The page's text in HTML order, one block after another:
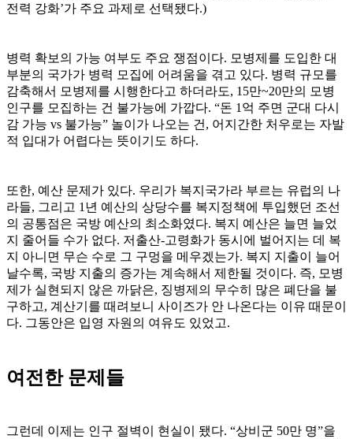
전력 강화’가 주요 과제로 선택됐다.)
병력 확보의 가능 여부도 주요 쟁점이다. 모병제를 도입한 대
부분의 국가가 병력 모집에 어려움을 겪고 있다. 병력 규모를
감축해서 모병제를 시행한다고 하더라도, 15만~20만의 모병
인구를 모집하는 건 불가능에 가깝다. “돈 1억 주면 군대 다시
감 가능 vs 불가능” 놀이가 나오는 건, 어지간한 처우로는 자발
적 입대가 어렵다는 뜻이기도 하다.
또한, 예산 문제가 있다. 우리가 복지국가라 부르는 유럽의 나
라들, 그리고 1년 예산의 상당수를 복지정책에 투입했던 조선
의 공통점은 국방 예산의 최소화였다. 복지 예산은 늘면 늘었
지 줄어들 수가 없다. 저출산-고령화가 동시에 벌어지는 데 복
지 아니면 무슨 수로 그 구멍을 메우겠는가. 복지 지출이 늘어
날수록, 국방 지출의 증가는 계속해서 제한될 것이다. 즉, 모병
제가 실현되지 않은 까닭은, 징병제의 무수히 많은 폐단을 불
구하고, 계산기를 때려보니 사이즈가 안 나온다는 이유 때문이
다. 그동안은 입영 자원의 여유도 있었고.
여전한 문제들
그런데 이제는 인구 절벽이 현실이 됐다. “상비군 50만 명”을